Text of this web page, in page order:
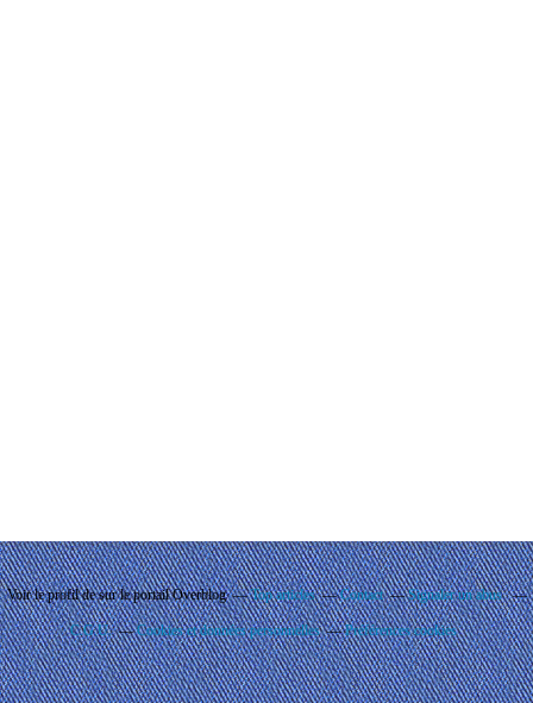
Voir le profil desur le portail Overblog Top articles Contact Signaler un abus
C.G.U. Cookies et données personnelles Préférences cookies